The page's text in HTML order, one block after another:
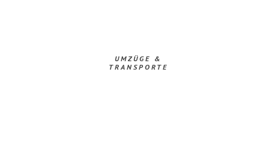
UMZÜGE &
TRANSPORTE